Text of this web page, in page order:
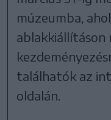
múzeumba,
találhatók az
oldalán.